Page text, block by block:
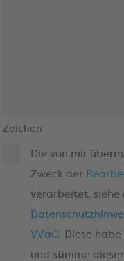
Zeichen
Die von mir
Zweck der
verarbeitet, siehe
VVaG. Diese
und stimme